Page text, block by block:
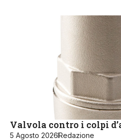
Valvola contro i colpi
5 Agosto 2026Redazione